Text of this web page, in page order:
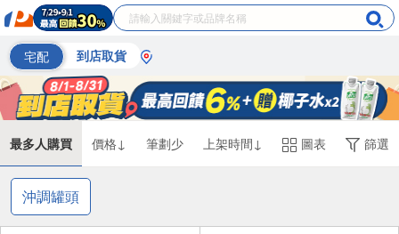
宅配 到店取貨
最多人購買 價格↓ 筆劃少 上架時間↓ 圖表 篩選
沖調罐頭